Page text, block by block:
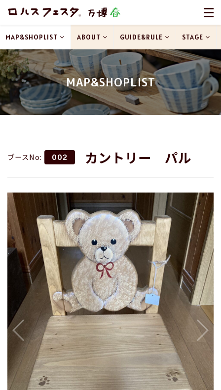
MAP&SHOPLIST
MAP&SHOPLIST ABOUT GUIDE&RULE STAGE
ブースNo: 002 カントリー パル